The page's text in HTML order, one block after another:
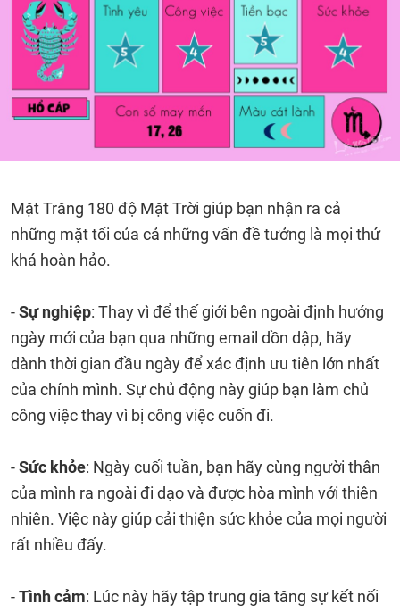
Mặt Trăng 180 độ Mặt Trời giúp bạn nhận ra cả
những mặt tối của cả những vấn đề tưởng là mọi thứ
khá hoàn hảo.
-Sự nghiệp: Thay vì để thế giới bên ngoài định hướng
ngày mới của bạn qua những email dồn dập, hãy
dành thời gian đầu ngày để xác định ưu tiên lớn nhất
của chính mình. Sự chủ động này giúp bạn làm chủ
công việc thay vì bị công việc cuốn đi.
-Sức khỏe: Ngày cuối tuần, bạn hãy cùng người thân
của mình ra ngoài đi dạo và được hòa mình với thiên
nhiên. Việc này giúp cải thiện sức khỏe của mọi người
rất nhiều đấy.
-Tình cảm: Lúc này hãy tập trung gia tăng sự kết nối